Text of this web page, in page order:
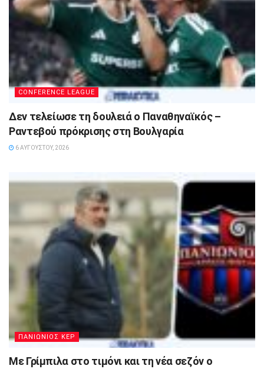
CONFERENCE LEAGUE
Δεν τελείωσε τη δουλειά ο Παναθηναϊκός –
Ραντεβού πρόκρισης στη Βουλγαρία
6 ΑΥΓΟΎΣΤΟΥ, 2026
ΠΑΝΙΩΝΙΟΣ ΚΕΡ
Με Γρίμπιλα στο τιμόνι και τη νέα σεζόν ο